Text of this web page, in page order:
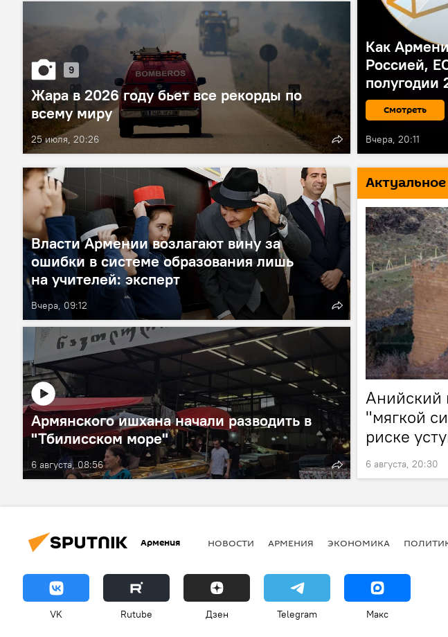
Вчера, 20:11
Как
Россией,
полугодии
Смотреть
25 июля, 20:26
9
Жара в 2026 году бьет все рекорды по
всему миру
Власти Армении возлагают вину за
ошибки в системе образования лишь
на учителей: эксперт
Вчера, 09:12
Актуальное
Анийский
"мягкой
риске
Армении
6 августа, 20:30
6 августа, 08:56
Армянского ишхана начали разводить в
"Тбилисском море"
Армения НОВОСТИ АРМЕНИЯ ЭКОНОМИКА
VK Rutube Дзен Telegram Макс